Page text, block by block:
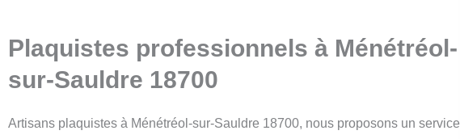
Plaquistes professionnels à Ménétréol-
sur-Sauldre 18700
Artisans plaquistes à Ménétréol-sur-Sauldre 18700, nous proposons un service